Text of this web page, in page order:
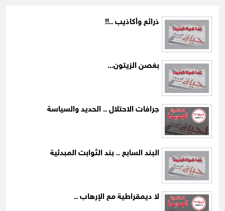
ذرائع وأكاذيب ..!!
بغصن الزيتون...
جرافات الاحتلال .. الحديد والسياسة
البند السابع .. بند الثوابت المبدئية
لا ديمقراطية مع الإرهاب ..